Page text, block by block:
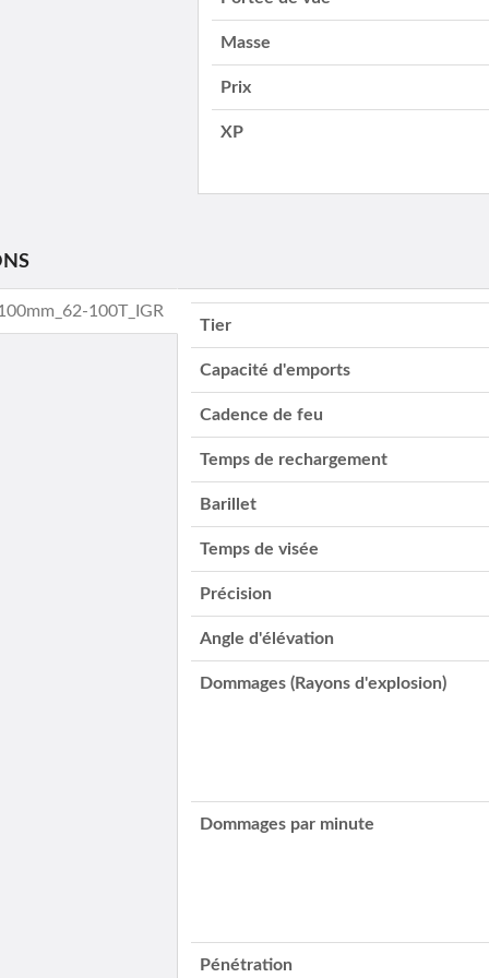
Masse
Prix
XP
100T_IGR
Tier
Capacité d'emports
Cadence de feu
Temps de rechargement
Barillet
Temps de visée
Précision
Angle d'élévation
Dommages (Rayons d'explosion)
Dommages par minute
Pénétration